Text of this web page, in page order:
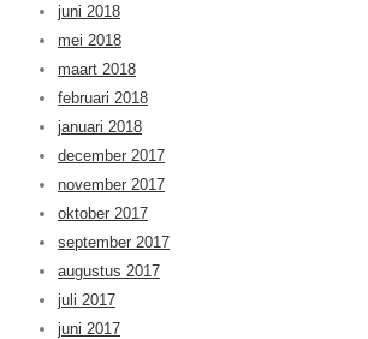
juni 2018
mei 2018
maart 2018
februari 2018
januari 2018
december 2017
november 2017
oktober 2017
september 2017
augustus 2017
juli 2017
juni 2017